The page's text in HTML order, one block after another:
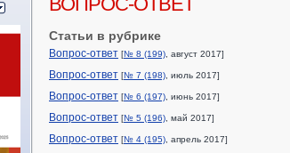
Статьи в рубрике
Вопрос-ответ [№ 8 (199) , август 2017]
Вопрос-ответ [№ 7 (198) , июль 2017]
Вопрос-ответ [№ 6 (197) , июнь 2017]
Вопрос-ответ [№ 5 (196) , май 2017]
Вопрос-ответ [№ 4 (195) , апрель 2017]